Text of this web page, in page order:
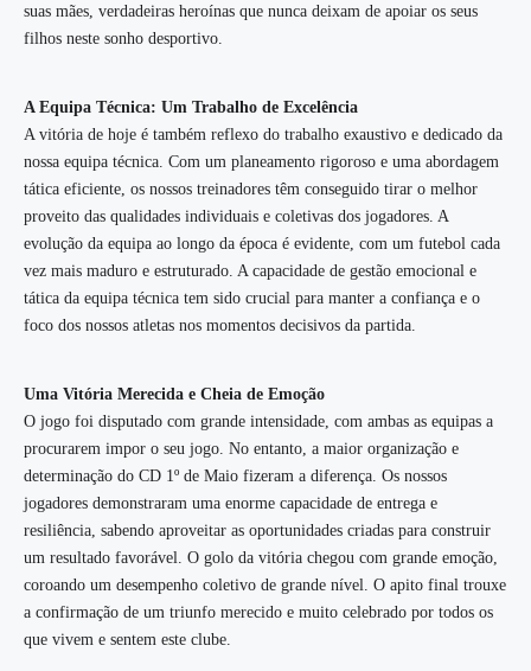
suas mães, verdadeiras heroínas que nunca deixam de apoiar os seus
filhos neste sonho desportivo.
A Equipa Técnica: Um Trabalho de Excelência
A vitória de hoje é também reflexo do trabalho exaustivo e dedicado da
nossa equipa técnica. Com um planeamento rigoroso e uma abordagem
tática eficiente, os nossos treinadores têm conseguido tirar o melhor
proveito das qualidades individuais e coletivas dos jogadores. A
evolução da equipa ao longo da época é evidente, com um futebol cada
vez mais maduro e estruturado. A capacidade de gestão emocional e
tática da equipa técnica tem sido crucial para manter a confiança e o
foco dos nossos atletas nos momentos decisivos da partida.
Uma Vitória Merecida e Cheia de Emoção
O jogo foi disputado com grande intensidade, com ambas as equipas a
procurarem impor o seu jogo. No entanto, a maior organização e
determinação do CD 1º de Maio fizeram a diferença. Os nossos
jogadores demonstraram uma enorme capacidade de entrega e
resiliência, sabendo aproveitar as oportunidades criadas para construir
um resultado favorável. O golo da vitória chegou com grande emoção,
coroando um desempenho coletivo de grande nível. O apito final trouxe
a confirmação de um triunfo merecido e muito celebrado por todos os
que vivem e sentem este clube.